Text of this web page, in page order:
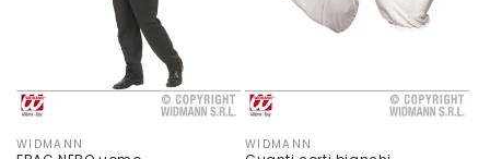
Produttore:
WIDMANN Produttore:
WIDMANN